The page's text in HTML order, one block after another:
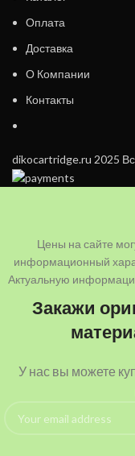
Оплата
Доставка
О Компании
Контакты
dikocartridge.ru 2025
Цены на сайте
информационный
Актуальную
Закажи
У нас вы можете